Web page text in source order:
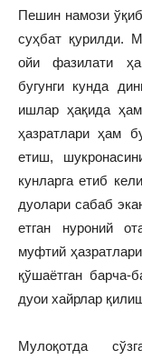
Пешин намози
суҳбат қурилди.
ойи фазилати
бугунги кунда
ишлар ҳақида
ҳазратлари ҳам
етиш,
кунларга етиб
дуолари сабаб
етган нуроний
муфтий
қўшаётган барча-
дуои хайрлар
Мулоқотда